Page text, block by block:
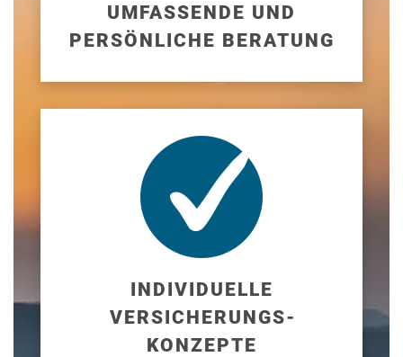
UMFASSENDE UND
PERSÖNLICHE BERATUNG
INDIVIDUELLE
VERSICHERUNGS­
KONZEPTE